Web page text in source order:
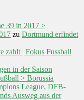
39 in 2017 >
zu Dortmund erfindet
zahlt | Fokus Fussball
in der Saison
> Borussia
League, DFB-
Ausweg aus der